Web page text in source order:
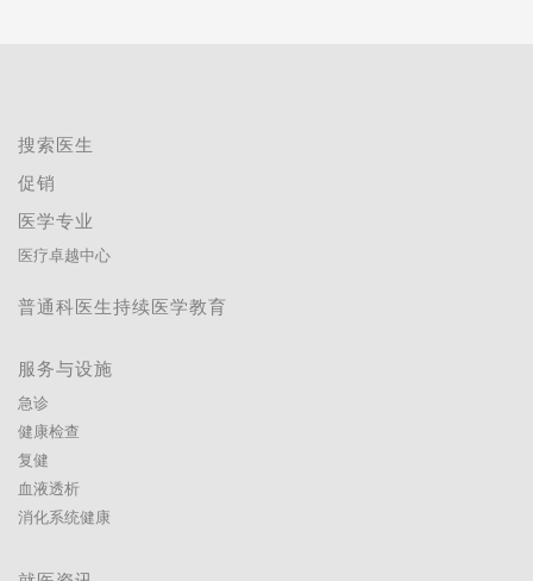
搜索医生
促销
医学专业
医疗卓越中心
普通科医生持续医学教育
服务与设施
急诊
健康检查
复健
血液透析
消化系统健康